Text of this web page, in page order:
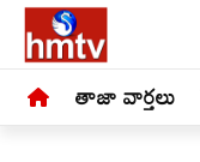
తాజా వార్తలు